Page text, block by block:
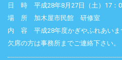
日 時 平成28年8月27日（土）17：
場 所 加木屋市民館 研修室
内 容 平成28年度かぎやふれあい
欠席の方は事務所までご連絡下さい。